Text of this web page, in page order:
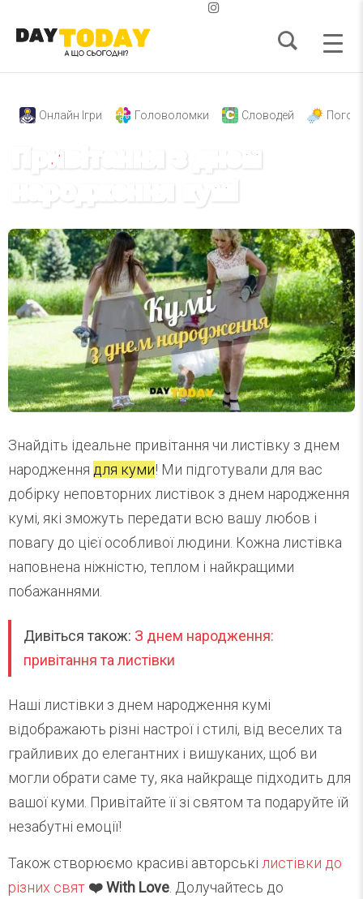
Онлайн Ігри Головоломки Словодей
Привітання з днем
народження кумі
Знайдіть ідеальне привітання чи листівку з днем
народження для куми! Ми підготували для вас
добірку неповторних листівок з днем народження
кумі, які зможуть передати всю вашу любов і
повагу до цієї особливої людини. Кожна листівка
наповнена ніжністю, теплом і найкращими
побажаннями.
Дивіться також: З днем народження:
привітання та листівки
Наші листівки з днем народження кумі
відображають різні настрої і стилі, від веселих та
грайливих до елегантних і вишуканих, щоб ви
могли обрати саме ту, яка найкраще підходить для
вашої куми. Привітайте її зі святом та подаруйте їй
незабутні емоції!
Також створюємо красиві авторські листівки до
різних свят ❤️ With Love. Долучайтесь до